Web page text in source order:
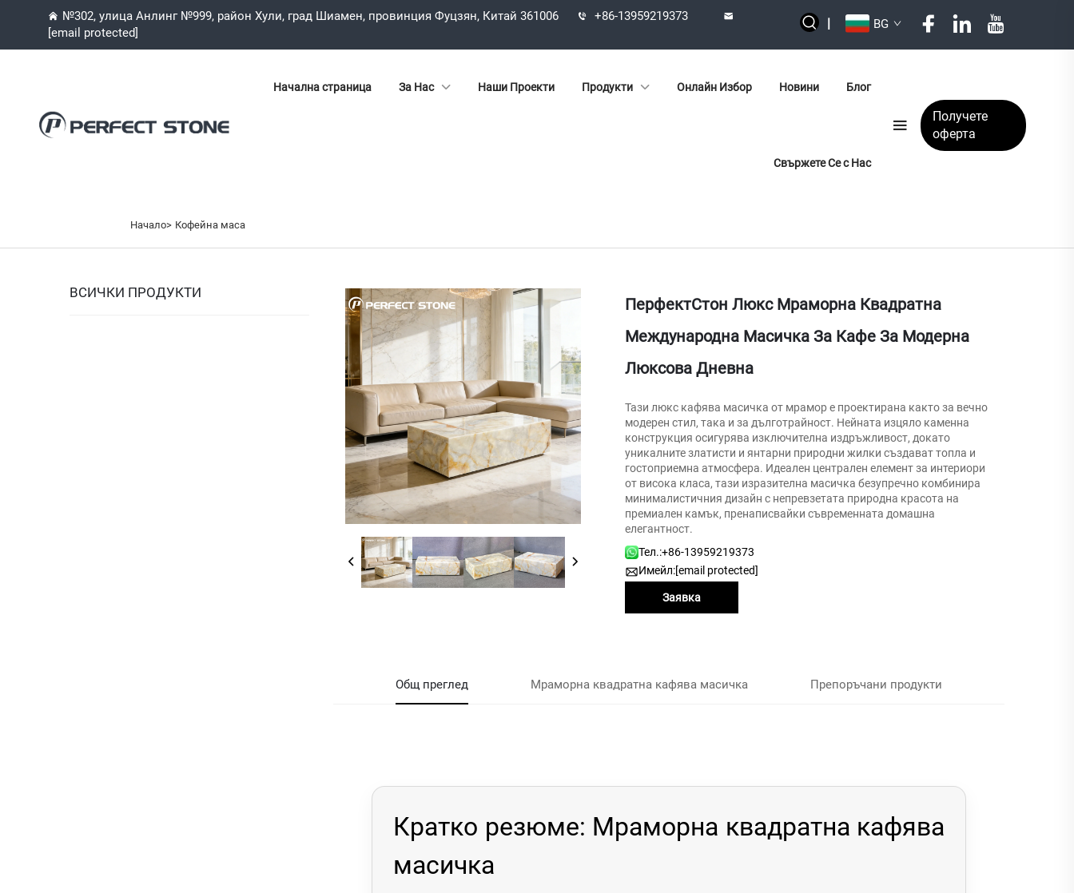
№302, улица Анлинг №999, район Хули, град Шиамен, провинция Фуцзян, Китай 361006
+86-13959219373
[email protected]
| BG
Начална страница За Нас Наши Проекти Продукти Онлайн Избор Новини Блог
Свържете Се с Нас
Получете
оферта
Начало> Кофейна маса
ВСИЧКИ ПРОДУКТИ
ПерфектСтон Люкс Мраморна Квадратна
Международна Масичка За Кафе За Модерна
Люксова Дневна
Тази люкс кафява масичка от мрамор е проектирана както за вечно
модерен стил, така и за дълготрайност. Нейната изцяло каменна
конструкция осигурява изключителна издръжливост, докато
уникалните златисти и янтарни природни жилки създават топла и
гостоприемна атмосфера. Идеален централен елемент за интериори
от висока класа, тази изразителна масичка безупречно комбинира
минималистичния дизайн с непревзетата природна красота на
премиален камък, пренаписвайки съвременната домашна
елегантност.
Тел.:+86-13959219373
Имейл:[email protected]
Заявка
Общ преглед Мраморна квадратна кафява масичка Препоръчани продукти
Кратко резюме: Мраморна квадратна кафява
масичка